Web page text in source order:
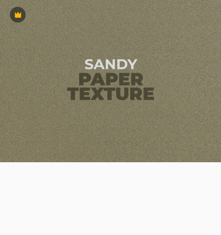
Премиум